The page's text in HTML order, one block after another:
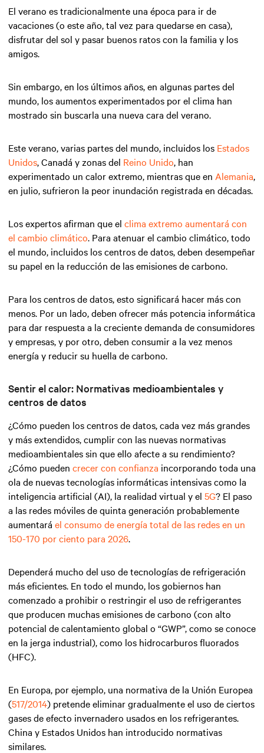
El verano es tradicionalmente una época para ir de
vacaciones (o este año, tal vez para quedarse en casa),
disfrutar del sol y pasar buenos ratos con la familia y los
amigos.
Sin embargo, en los últimos años, en algunas partes del
mundo, los aumentos experimentados por el clima han
mostrado sin buscarla una nueva cara del verano.
Este verano, varias partes del mundo, incluidos los Estados
Unidos, Canadá y zonas del Reino Unido, han
experimentado un calor extremo, mientras que en Alemania,
en julio, sufrieron la peor inundación registrada en décadas.
Los expertos afirman que el clima extremo aumentará con
el cambio climático. Para atenuar el cambio climático, todo
el mundo, incluidos los centros de datos, deben desempeñar
su papel en la reducción de las emisiones de carbono.
Para los centros de datos, esto significará hacer más con
menos. Por un lado, deben ofrecer más potencia informática
para dar respuesta a la creciente demanda de consumidores
y empresas, y por otro, deben consumir a la vez menos
energía y reducir su huella de carbono.
Sentir el calor: Normativas medioambientales y
centros de datos
¿Cómo pueden los centros de datos, cada vez más grandes
y más extendidos, cumplir con las nuevas normativas
medioambientales sin que ello afecte a su rendimiento?
¿Cómo pueden crecer con confianza incorporando toda una
ola de nuevas tecnologías informáticas intensivas como la
inteligencia artificial (AI), la realidad virtual y el 5G? El paso
a las redes móviles de quinta generación probablemente
aumentará el consumo de energía total de las redes en un
150-170 por ciento para 2026.
Dependerá mucho del uso de tecnologías de refrigeración
más eficientes. En todo el mundo, los gobiernos han
comenzado a prohibir o restringir el uso de refrigerantes
que producen muchas emisiones de carbono (con alto
potencial de calentamiento global o “GWP”, como se conoce
en la jerga industrial), como los hidrocarburos fluorados
(HFC).
En Europa, por ejemplo, una normativa de la Unión Europea
(517/2014) pretende eliminar gradualmente el uso de ciertos
gases de efecto invernadero usados en los refrigerantes.
China y Estados Unidos han introducido normativas
similares.